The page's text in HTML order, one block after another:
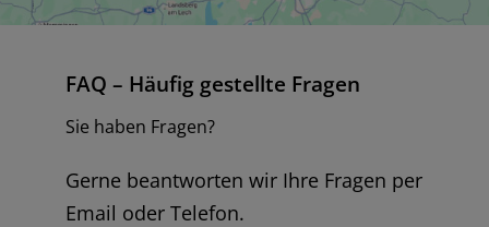
FAQ – Häufig gestellte Fragen
Sie haben Fragen?
Gerne beantworten wir Ihre Fragen per
Email oder Telefon.